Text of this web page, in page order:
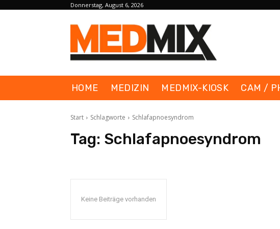
Donnerstag, August 6, 2026
HOME MEDIZIN MEDMIX-KIOSK CAM /
Start Schlagworte Schlafapnoesyndrom
Tag: Schlafapnoesyndrom
Keine Beiträge vorhanden